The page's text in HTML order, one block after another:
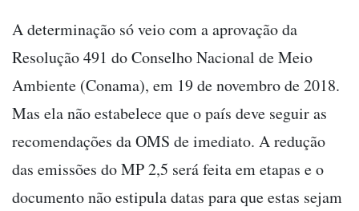
A determinação só veio com a aprovação da
Resolução 491 do Conselho Nacional de Meio
Ambiente (Conama), em 19 de novembro de 2018.
Mas ela não estabelece que o país deve seguir as
recomendações da OMS de imediato. A redução
das emissões do MP 2,5 será feita em etapas e o
documento não estipula datas para que estas sejam